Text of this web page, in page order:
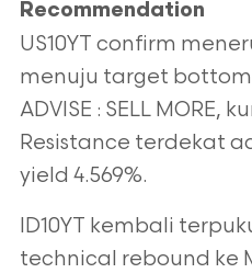
Recommendation
US10YT confirm
menuju target bottom
ADVISE : SELL MORE,
Resistance terdekat
yield 4.569%.
ID10YT kembali
technical rebound ke